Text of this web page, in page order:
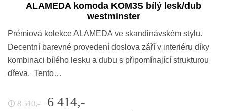
ALAMEDA komoda KOM3S bílý lesk/dub
westminster
Prémiová kolekce ALAMEDA ve skandinávském stylu.
Decentní barevné provedení doslova září v interiéru díky
kombinaci bílého lesku a dubu s připomínající strukturou
dřeva. Tento…
🛈 8 510,- 6 414,-